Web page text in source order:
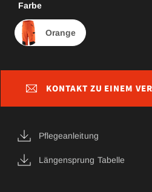
Farbe
Orange
KONTAKT ZU EINEM
Pflegeanleitung
Längensprung Tabelle